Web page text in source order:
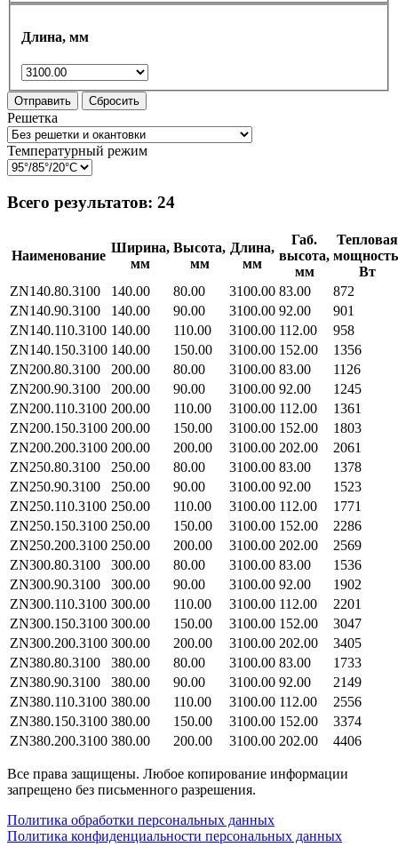
Длина, мм
Отправить Сбросить
Решетка
Температурный режим
Всего результатов: 24
Наименование
Ширина,
мм
Высота,
мм
Длина,
мм
Габ.
высота,
мм
Тепловая
Вт
ZN140.80.3100
140.00 80.00 3100.00 83.00
872
ZN140.90.3100
140.00 90.00 3100.00 92.00
901
ZN140.110.3100 140.00 110.00 3100.00 112.00
958
ZN140.150.3100 140.00 150.00 3100.00 152.00
1356
ZN200.80.3100
200.00 80.00 3100.00 83.00
1126
ZN200.90.3100
200.00 90.00 3100.00 92.00
1245
ZN200.110.3100 200.00 110.00 3100.00 112.00
1361
ZN200.150.3100 200.00 150.00 3100.00 152.00
1803
ZN200.200.3100 200.00 200.00 3100.00 202.00
2061
ZN250.80.3100
250.00 80.00 3100.00 83.00
1378
ZN250.90.3100
250.00 90.00 3100.00 92.00
1523
ZN250.110.3100 250.00 110.00 3100.00 112.00
1771
ZN250.150.3100 250.00 150.00 3100.00 152.00
2286
ZN250.200.3100 250.00 200.00 3100.00 202.00
2569
ZN300.80.3100
300.00 80.00 3100.00 83.00
1536
ZN300.90.3100
300.00 90.00 3100.00 92.00
1902
ZN300.110.3100 300.00 110.00 3100.00 112.00
2201
ZN300.150.3100 300.00 150.00 3100.00 152.00
3047
ZN300.200.3100 300.00 200.00 3100.00 202.00
3405
ZN380.80.3100
380.00 80.00 3100.00 83.00
1733
ZN380.90.3100
380.00 90.00 3100.00 92.00
2149
ZN380.110.3100 380.00 110.00 3100.00 112.00
2556
ZN380.150.3100 380.00 150.00 3100.00 152.00
3374
ZN380.200.3100 380.00 200.00 3100.00 202.00 4406
Все права защищены. Любое копирование информации
запрещено без письменного разрешения.
Политика обработки персональных данных
Политика конфиденциальности персональных данных